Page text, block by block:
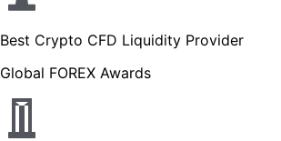
Best Crypto CFD Liquidity Provider
Global FOREX Awards